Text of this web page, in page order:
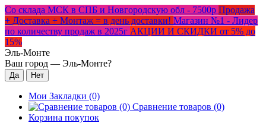
Со склада МСК в СПБ и Новгородскую обл - 7500р Продажа
+ Доставка + Монтаж = в день доставки! Магазин №1 - Лидер
по количеству продаж в 2025г АКЦИИ И СКИДКИ от 5% до
15%
Эль-Монте
Ваш город — Эль-Монте?
Мои Закладки (0)
Сравнение товаров (0)
Корзина покупок